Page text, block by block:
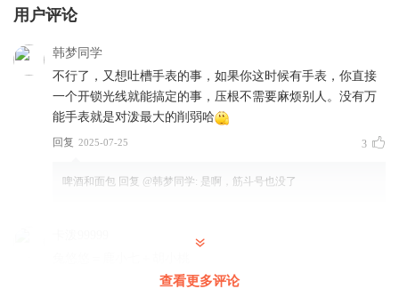
用户评论
韩梦同学
不行了，又想吐槽手表的事，如果你这时候有手表，你直接
一个开锁光线就能搞定的事，压根不需要麻烦别人。没有万
能手表就是对泼最大的削弱哈
回复 2025-07-25 3
啤酒和面包 回复 @韩梦同学: 是啊，筋斗号也没了
查看更多评论